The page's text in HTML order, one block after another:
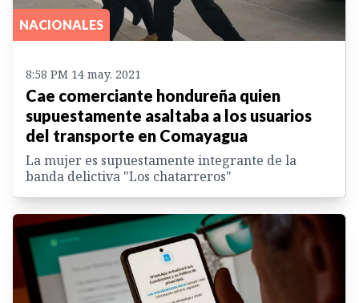
NACIONALES
8:58 PM 14 may. 2021
Cae comerciante hondureña quien
supuestamente asaltaba a los usuarios
del transporte en Comayagua
La mujer es supuestamente integrante de la
banda delictiva "Los chatarreros"